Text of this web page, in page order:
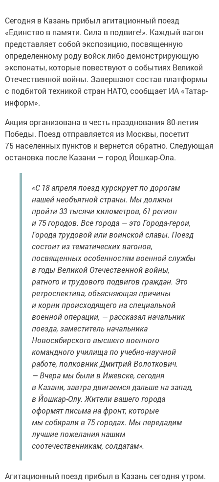
Сегодня в Казань прибыл агитационный поезд
«Единство в памяти. Сила в подвиге!». Каждый вагон
представляет собой экспозицию, посвященную
определенному роду войск либо демонстрирующую
экспонаты, которые повествуют о событиях Великой
Отечественной войны. Завершают состав платформы
с подбитой техникой стран НАТО, сообщает ИА «Татар-
информ».
Акция организована в честь празднования 80-летия
Победы. Поезд отправляется из Москвы, посетит
75 населенных пунктов и вернется обратно. Следующая
остановка после Казани — город Йошкар-Ола.
«С 18 апреля поезд курсирует по дорогам
нашей необъятной страны. Мы должны
пройти 33 тысячи километров, 61 регион
и 75 городов. Все города — это Города-герои,
Города трудовой или воинской славы. Поезд
состоит из тематических вагонов,
посвященных особенностям военной службы
в годы Великой Отечественной войны,
ратного и трудового подвигов граждан. Это
ретроспектива, объясняющая причины
и корни происходящего на специальной
военной операции, — рассказал начальник
поезда, заместитель начальника
Новосибирского высшего военного
командного училища по учебно-научной
работе, полковник Дмитрий Волоткович.
— Вчера мы были в Ижевске, сегодня
в Казани, завтра двигаемся дальше на запад,
в Йошкар-Олу. Жители вашего города
оформят письма на фронт, которые
мы собирали в 75 городах. Мы передадим
лучшие пожелания нашим
соотечественникам, солдатам».
Агитационный поезд прибыл в Казань сегодня утром.